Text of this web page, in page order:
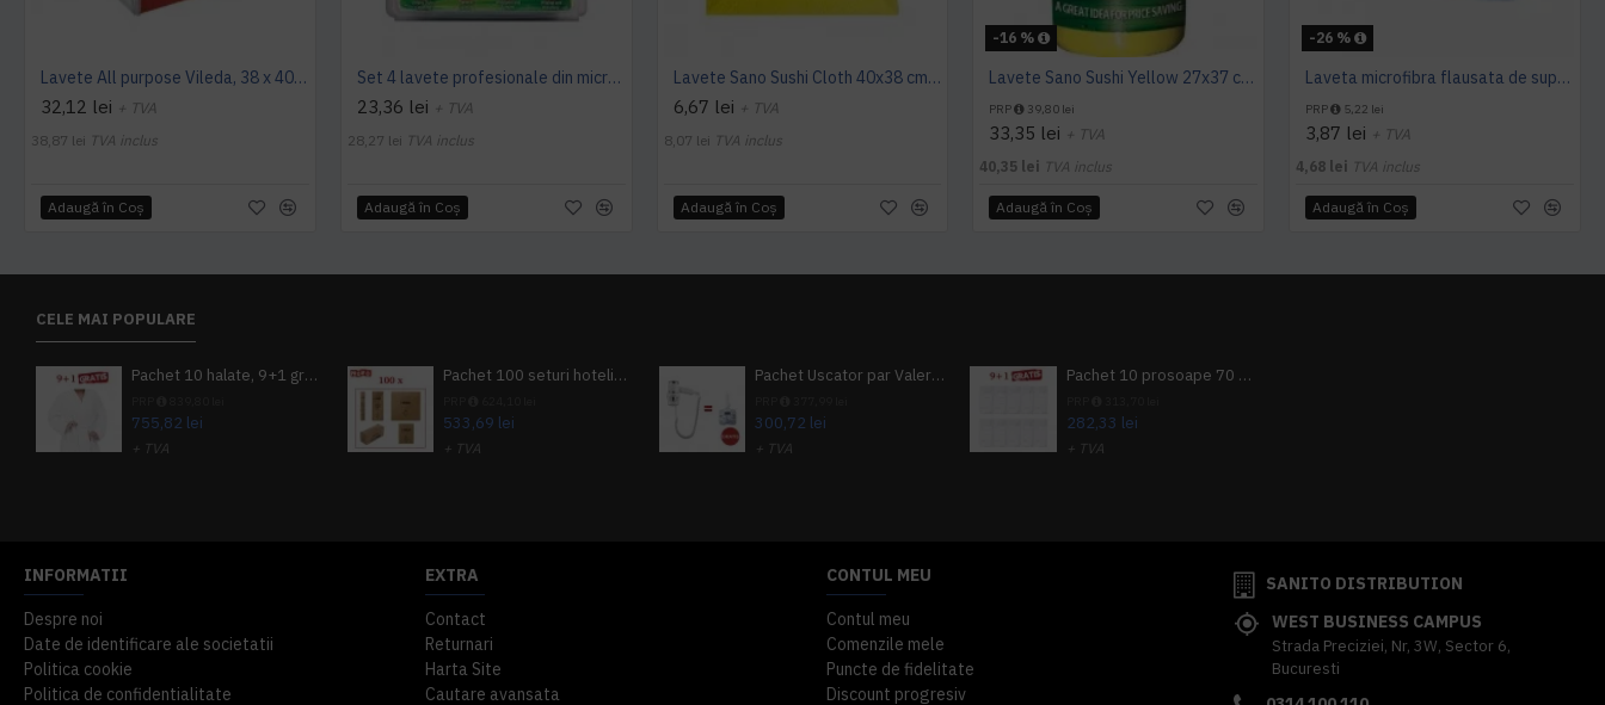
Lavete All purpose Vileda, 38 x 40 cm, 10 buc. / pachet
32,12 lei + TVA
38,87 lei TVA inclus
Adaugă în Coş
Set 4 lavete profesionale din microfibre Sano Sushi
23,36 lei + TVA
28,27 lei TVA inclus
Adaugă în Coş
Lavete Sano Sushi Cloth 40x38 cm, 3 buc. / pachet
6,67 lei + TVA
8,07 lei TVA inclus
Adaugă în Coş
-16 %
Lavete Sano Sushi Yellow 27x37 cm, 40 buc. / pachet
PRP 39,80 lei
33,35 lei + TVA
40,35 lei TVA inclus
Adaugă în Coş
-26 %
Laveta microfibra flausata de suprafete 40x40cm, PRIMA
PRP 5,22 lei
3,87 lei + TVA
4,68 lei TVA inclus
Adaugă în Coş
CELE MAI POPULARE
Pachet 10 halate, 9+1 gratuit
755,82 lei
+ TVA
Pachet 100 seturi hoteliere, set dentar, set barbierit, casca de dus, pila unghii, set cusut
533,69 lei
+ TVA
Pachet Uscator par Valera Action Super Plus + GRATUIT Sampon si gel de dus Tork
300,72 lei
+ TVA
Pachet 10 prosoape 70 x 140cm 9 + 1 gratuit
282,33 lei
+ TVA
INFORMATII
Despre noi
Date de identificare ale societatii
Politica cookie
Politica de confidentialitate
EXTRA
Contact
Returnari
Harta Site
Cautare avansata
CONTUL MEU
Contul meu
Comenzile mele
Puncte de fidelitate
Discount progresiv
SANITO DISTRIBUTION
WEST BUSINESS CAMPUS
Strada Preciziei, Nr, 3W, Sector 6,
Bucuresti